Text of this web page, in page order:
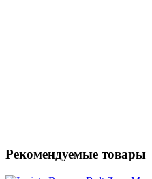
Рекомендуемые товары